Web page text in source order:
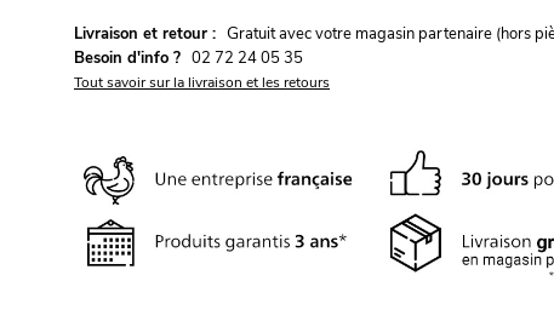
Livraison et retour : Gratuit avec votre magasin partenaire (hors
Besoin d'info ? 02 72 24 05 35
Tout savoir sur la livraison et les retours